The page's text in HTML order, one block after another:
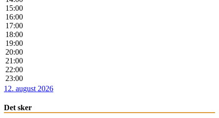
15:00
16:00
17:00
18:00
19:00
20:00
21:00
22:00
23:00
12. august 2026
Det sker